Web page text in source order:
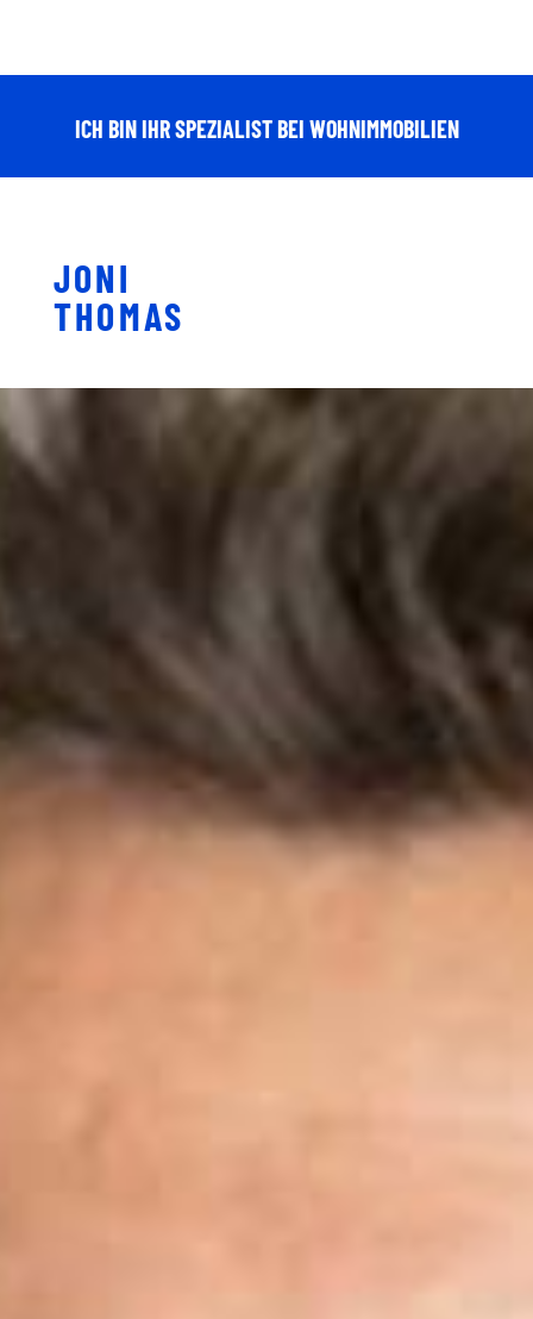
ICH BIN IHR SPEZIALIST BEI WOHNIMMOBILIEN
JONI
THOMAS